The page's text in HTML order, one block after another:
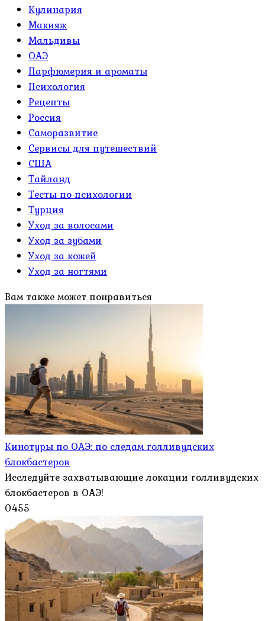
Кулинария
Макияж
Мальдивы
ОАЭ
Парфюмерия и ароматы
Психология
Рецепты
Россия
Саморазвитие
Сервисы для путешествий
США
Тайланд
Тесты по психологии
Турция
Уход за волосами
Уход за зубами
Уход за кожей
Уход за ногтями
Вам также может понравиться
Кинотуры по ОАЭ: по следам голливудских
блокбастеров
Исследуйте захватывающие локации голливудских
блокбастеров в ОАЭ!
0455